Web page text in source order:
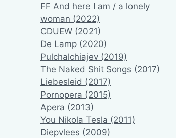
FF And here I am / a lonely
woman (2022)
CDUEW (2021)
De Lamp (2020)
Pulchalchiajev (2019)
The Naked Shit Songs (2017)
Liebesleid (2017)
Pornopera (2015)
Apera (2013)
You Nikola Tesla (2011)
Diepvlees (2009)